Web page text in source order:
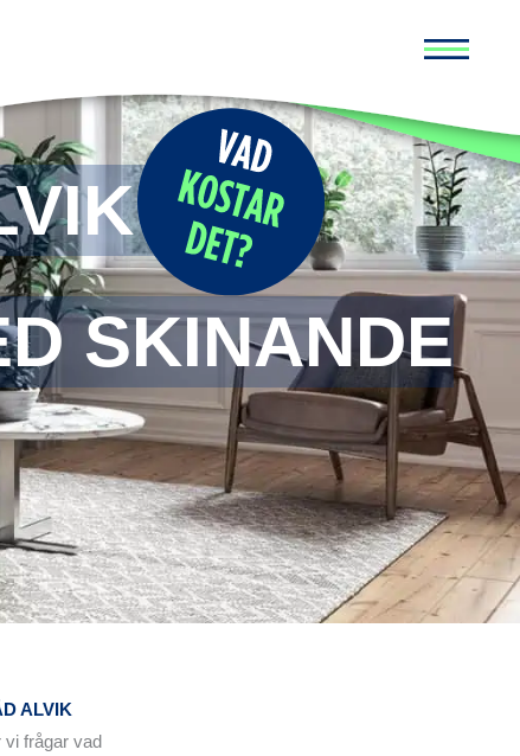
–
SKINANDE
ALVIK
vi frågar vad